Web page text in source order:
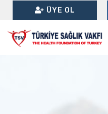
ÜYE OL